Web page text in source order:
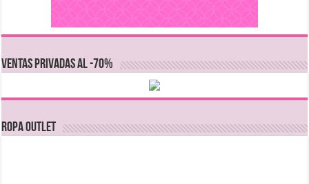
VENTAS PRIVADAS AL -70%
Ropa Outlet